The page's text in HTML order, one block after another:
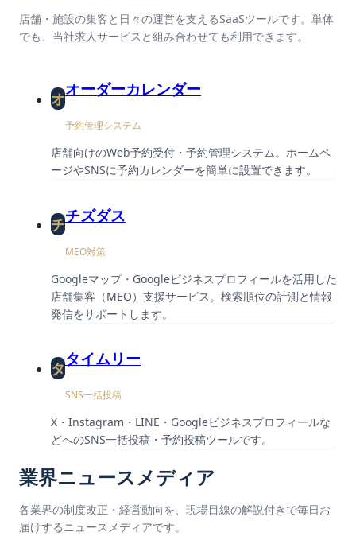
店舗・施設の集客と日々の運営を支えるSaaSツールです。単体
でも、当社求人サービスと組み合わせても利用できます。
オオーダーカレンダー
予約管理システム
店舗向けのWeb予約受付・予約管理システム。ホームペ
ージやSNSに予約カレンダーを簡単に設置できます。
チチズダス
MEO対策
Googleマップ・Googleビジネスプロフィールを活用した
店舗集客（MEO）支援サービス。検索順位の計測と情報
発信をサポートします。
タタイムリー
SNS一括投稿
X・Instagram・LINE・Googleビジネスプロフィールな
どへのSNS一括投稿・予約投稿ツールです。
業界ニュースメディア
各業界の制度改正・経営動向を、現場目線の解説付きで毎日お
届けするニュースメディアです。